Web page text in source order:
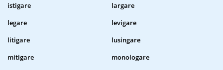
istigare
largare
legare
levigare
litigare
lusingare
mitigare
monologare